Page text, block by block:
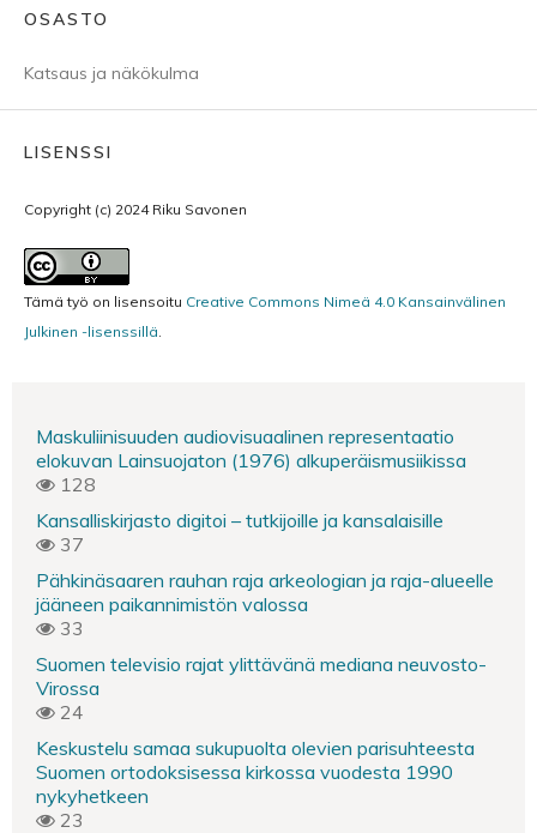
OSASTO
Katsaus ja näkökulma
LISENSSI
Copyright (c) 2024 Riku Savonen
Tämä työ on lisensoitu Creative Commons Nimeä 4.0 Kansainvälinen
Julkinen -lisenssillä.
Maskuliinisuuden audiovisuaalinen representaatio
elokuvan Lainsuojaton (1976) alkuperäismusiikissa
128
Kansalliskirjasto digitoi – tutkijoille ja kansalaisille
37
Pähkinäsaaren rauhan raja arkeologian ja raja-alueelle
jääneen paikannimistön valossa
33
Suomen televisio rajat ylittävänä mediana neuvosto-
Virossa
24
Keskustelu samaa sukupuolta olevien parisuhteesta
Suomen ortodoksisessa kirkossa vuodesta 1990
nykyhetkeen
23